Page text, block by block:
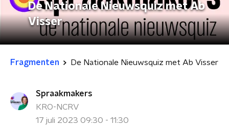
De Nationale Nieuwsquiz met Ab
Visser
Fragmenten De Nationale Nieuwsquiz met Ab Visser
Spraakmakers
KRO-NCRV
17 juli 2023 09:30 - 11:30